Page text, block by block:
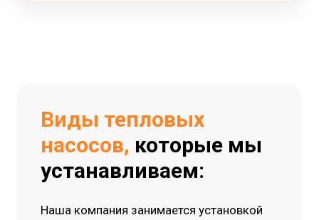
Виды тепловых
насосов, которые мы
устанавливаем:
Наша компания занимается установкой